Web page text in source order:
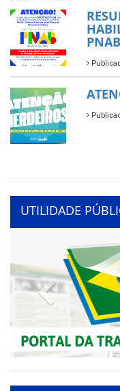
PNAB
UTILIDADE
Previous